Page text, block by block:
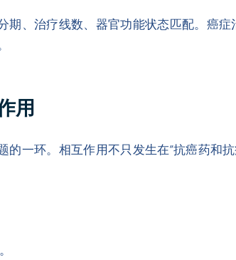
、治疗线数、器官功能状态匹配。癌
用
一环。相互作用不只发生在“抗癌药和抗